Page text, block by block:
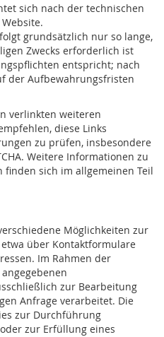
sich nach der technischen
grundsätzlich nur so lange,
Zwecks erforderlich ist
entspricht; nach
der Aufbewahrungsfristen
verlinkten weiteren
diese Links
zu prüfen, insbesondere
Weitere Informationen zu
finden sich im allgemeinen Teil
Möglichkeiten zur
über Kontaktformulare
Im Rahmen der
zur Bearbeitung
Anfrage verarbeitet. Die
zur Durchführung
zur Erfüllung eines